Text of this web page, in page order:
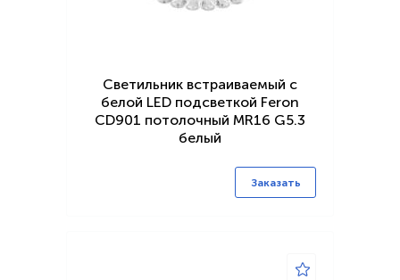
Светильник встраиваемый с
белой LED подсветкой Feron
CD901 потолочный MR16 G5.3
белый
Заказать